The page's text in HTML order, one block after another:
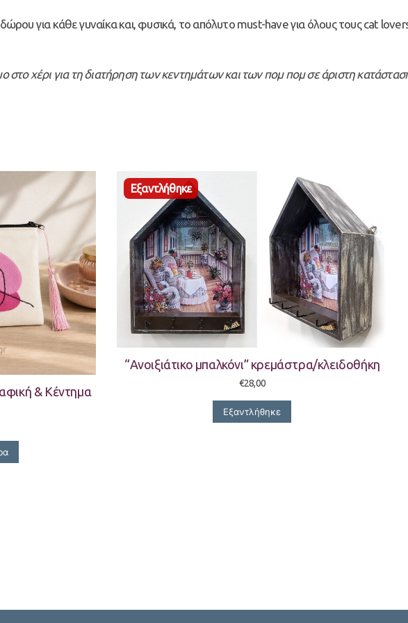
δώρου για κάθε γυναίκα και, φυσικά, το απόλυτο must-have για όλους τους cat
στο χέρι για τη διατήρηση των κεντημάτων και των πομ πομ σε άριστη
& Κέντημα
“Ανοιξιάτικο μπαλκόνι” κρεμάστρα/κλειδοθήκη
€28,00
Εξαντλήθηκε